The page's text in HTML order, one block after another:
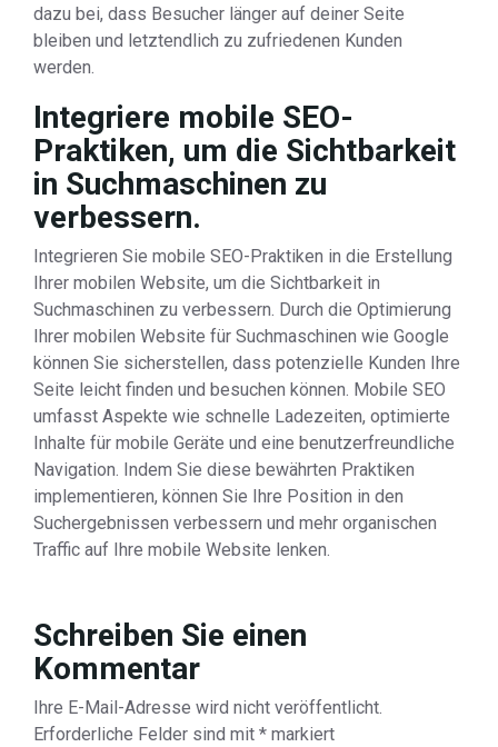
dazu bei, dass Besucher länger auf deiner Seite
bleiben und letztendlich zu zufriedenen Kunden
werden.
Integriere mobile SEO-
Praktiken, um die Sichtbarkeit
in Suchmaschinen zu
verbessern.
Integrieren Sie mobile SEO-Praktiken in die Erstellung
Ihrer mobilen Website, um die Sichtbarkeit in
Suchmaschinen zu verbessern. Durch die Optimierung
Ihrer mobilen Website für Suchmaschinen wie Google
können Sie sicherstellen, dass potenzielle Kunden Ihre
Seite leicht finden und besuchen können. Mobile SEO
umfasst Aspekte wie schnelle Ladezeiten, optimierte
Inhalte für mobile Geräte und eine benutzerfreundliche
Navigation. Indem Sie diese bewährten Praktiken
implementieren, können Sie Ihre Position in den
Suchergebnissen verbessern und mehr organischen
Traffic auf Ihre mobile Website lenken.
Schreiben Sie einen
Kommentar
Ihre E-Mail-Adresse wird nicht veröffentlicht.
Erforderliche Felder sind mit * markiert